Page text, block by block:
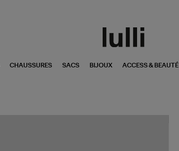
CHAUSSURES SACS BIJOUX ACCESS & BEAUTÉ